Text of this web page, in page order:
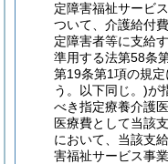
定障害福祉サービ
ついて、介護給付
定障害者等に支給
準用する法第58条
第19条第1項の規
う。以下同じ。)が
べき指定療養介護
医療費として当該
において、当該支
害福祉サービス事